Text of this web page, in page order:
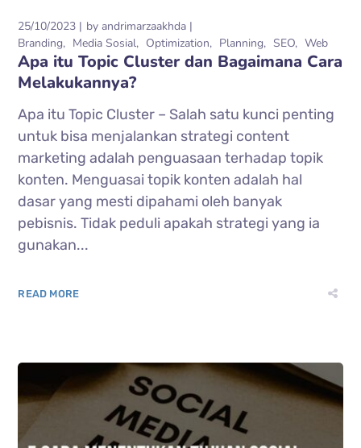
25/10/2023 by andrimarzaakhda
Branding
Media Sosial Optimization Planning SEO Web
Apa itu Topic Cluster dan Bagaimana Cara
Melakukannya?
Apa itu Topic Cluster – Salah satu kunci penting
untuk bisa menjalankan strategi content
marketing adalah penguasaan terhadap topik
konten. Menguasai topik konten adalah hal
dasar yang mesti dipahami oleh banyak
pebisnis. Tidak peduli apakah strategi yang ia
gunakan...
READ MORE